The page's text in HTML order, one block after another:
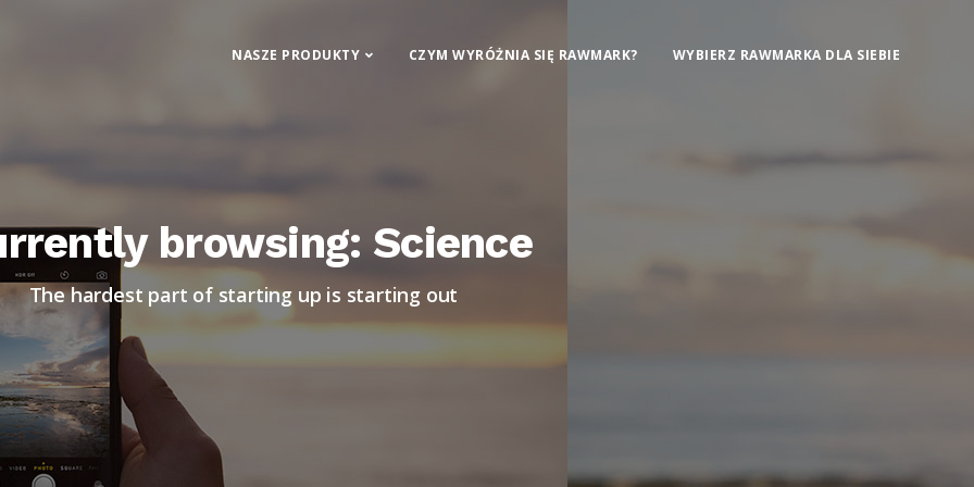
NASZE PRODUKTY CZYM WYRÓŻNIA SIĘ RAWMARK? WYBIERZ RAWMARKA DLA SIEBIE
browsing: Science
The hardest part of starting up is starting out